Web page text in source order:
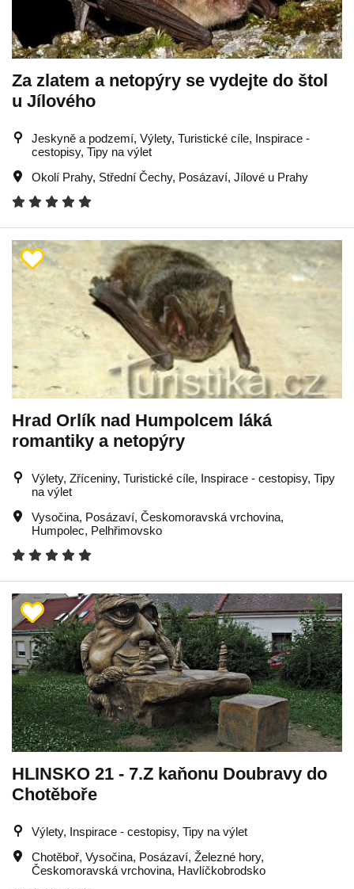
Za zlatem a netopýry se vydejte do štol
u Jílového
Jeskyně a podzemí, Výlety, Turistické cíle, Inspirace -
cestopisy, Tipy na výlet
Okolí Prahy, Střední Čechy, Posázaví, Jílové u Prahy
Hrad Orlík nad Humpolcem láká
romantiky a netopýry
Výlety, Zříceniny, Turistické cíle, Inspirace - cestopisy, Tipy
na výlet
Vysočina, Posázaví, Českomoravská vrchovina,
Humpolec, Pelhřimovsko
HLINSKO 21 - 7.Z kaňonu Doubravy do
Chotěboře
Výlety, Inspirace - cestopisy, Tipy na výlet
Chotěboř, Vysočina, Posázaví, Železné hory,
Českomoravská vrchovina, Havlíčkobrodsko